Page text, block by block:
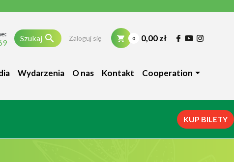
Szukaj  Zaloguj się 0 0,00 zł
Wydarzenia O nas Kontakt Cooperation
KUP BILETY